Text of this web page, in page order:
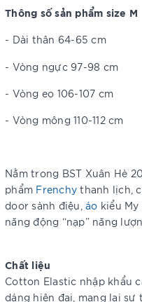
Thông số sản phẩm size M
- Dài thân 64-65 cm
- Vòng ngực 97-98 cm
- Vòng eo 106-107 cm
- Vòng mông 110-112 cm
Nằm trong BST Xuân Hè
phẩm Frenchy thanh lịch,
door sành điệu, áo kiểu
năng động “nạp” năng
Chất liệu
Cotton Elastic nhập khẩu
dáng hiện đại, mang lại